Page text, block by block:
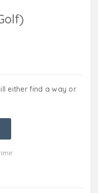
either find a way or